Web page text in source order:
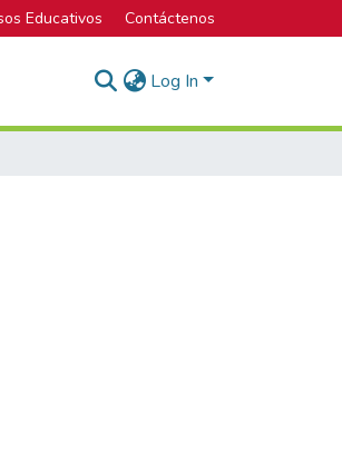
Educativos Contáctenos
Log In